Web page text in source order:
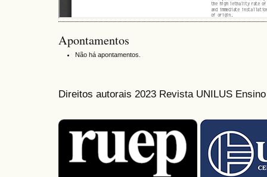
Apontamentos
Não há apontamentos.
Direitos autorais 2023 Revista UNILUS